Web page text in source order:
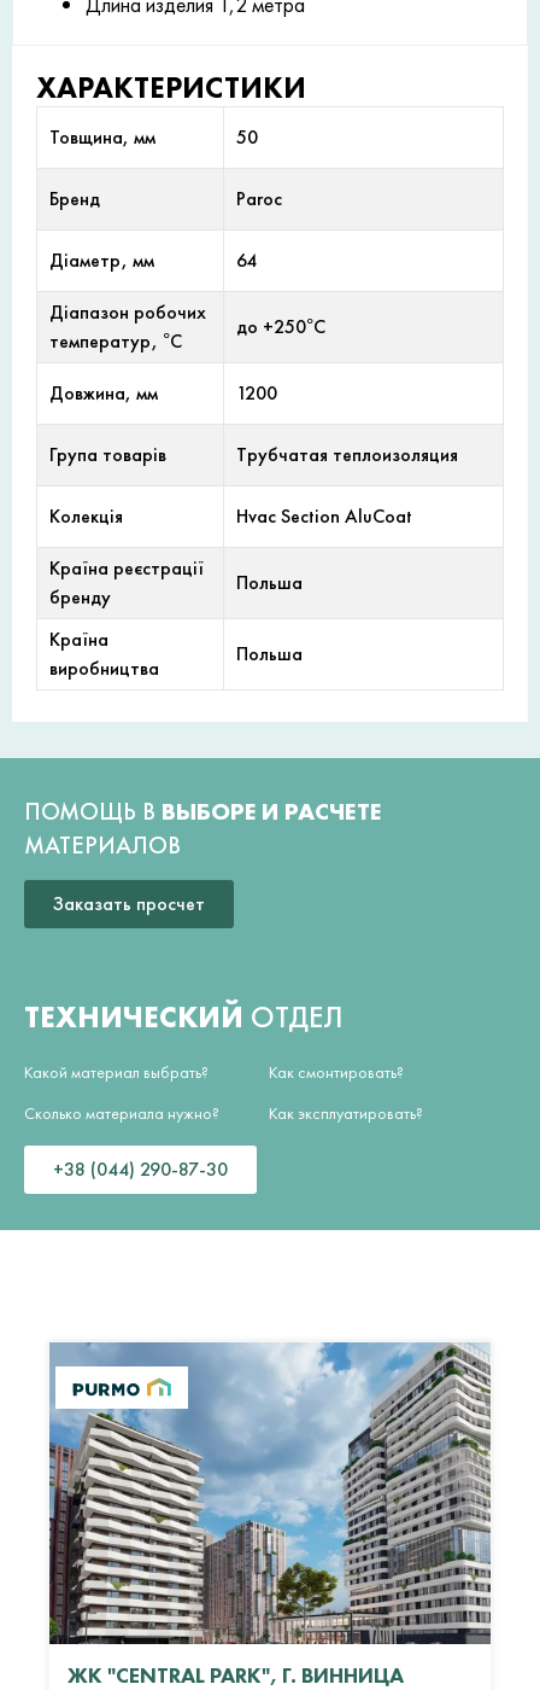
ХАРАКТЕРИСТИКИ
Товщина, мм 50
Бренд Paroc
Діаметр, мм 64
Діапазон робочих
температур, °С
до +250°С
Довжина, мм 1200
Група товарів Трубчатая теплоизоляция
Колекція Hvac Section AluCoat
Країна реєстрації
бренду
Польша
Країна
виробництва
Польша
ПОМОЩЬ В ВЫБОРЕ И РАСЧЕТЕ
МАТЕРИАЛОВ
Заказать просчет
ТЕХНИЧЕСКИЙ ОТДЕЛ
Какой материал выбрать?
Сколько материала нужно?
Как смонтировать?
Как эксплуатировать?
+38 (044) 290-87-30
ЖК "CENTRAL PARK", Г. ВИННИЦА